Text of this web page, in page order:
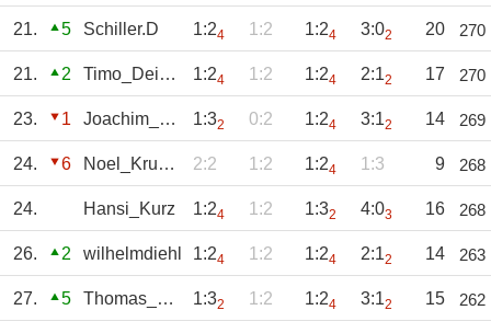
21. 5 Schiller.D 1:24 1:2 1:24 3:02 20 270
21. 2 Timo_Deisenroth 1:24 1:2 1:24 2:12 17 270
23. 1 Joachim_Sch 1:32 0:2 1:24 3:12 14 269
24. 6 Noel_Krumpholz 2:2 1:2 1:24 1:3 9 268
24. Hansi_Kurz 1:24 1:2 1:32 4:03 16 268
26. 2 wilhelmdiehl 1:24 1:2 1:24 2:12 14 263
27. 5 Thomas_Flor 1:32 1:2 1:24 3:12 15 262